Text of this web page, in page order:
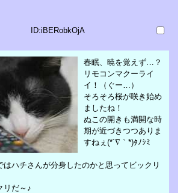
ID:iBERobkOjA
春眠、暁を覚えず…？
リモコンマクーライ
イ！（ぐー…）
そろそろ桜が咲き始め
ましたね！
ぬこの開きも満開な時
期が近づきつつありま
すねぇ(*´∇｀*)ﾀﾉｼﾐ
ハチさんが分身したのかと思ってビックリ
リだ～♪